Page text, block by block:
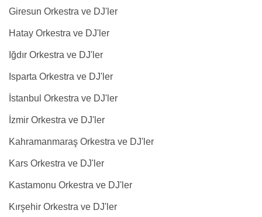
Giresun Orkestra ve DJ'ler
Hatay Orkestra ve DJ'ler
Iğdır Orkestra ve DJ'ler
Isparta Orkestra ve DJ'ler
İstanbul Orkestra ve DJ'ler
İzmir Orkestra ve DJ'ler
Kahramanmaraş Orkestra ve DJ'ler
Kars Orkestra ve DJ'ler
Kastamonu Orkestra ve DJ'ler
Kırşehir Orkestra ve DJ'ler